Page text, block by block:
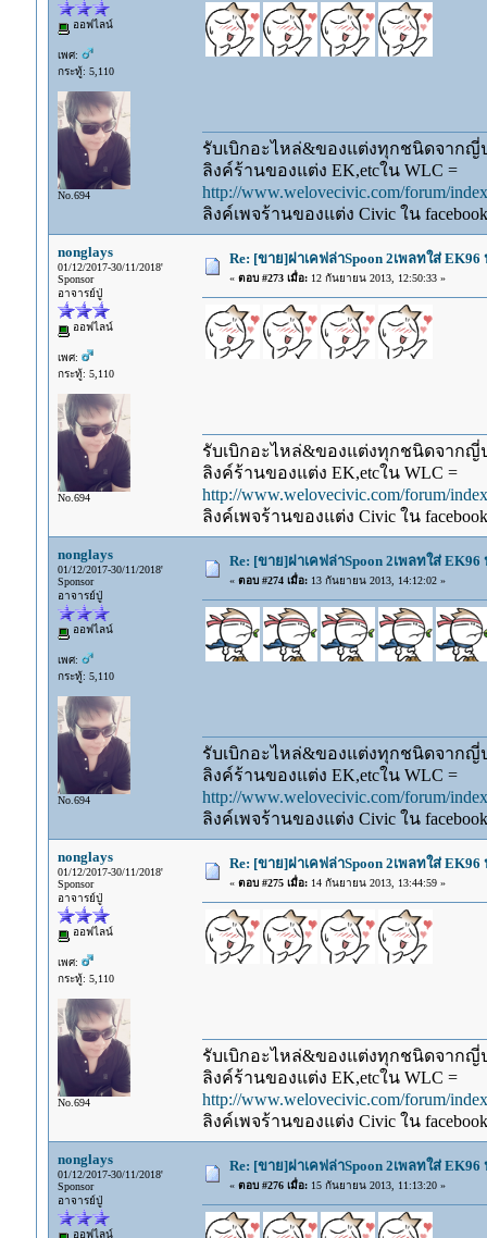
ออฟไลน์
เพศ:
กระทู้: 5,110
No.694
รับเบิกอะไหล่&ของแต่งทุกชนิดจากญี่
ลิงค์ร้านของแต่ง EK,etcใน WLC =
http://www.welovecivic.com/forum/
ลิงค์เพจร้านของแต่ง Civic ใน
nonglays
01/12/2017-30/11/2018'
Sponsor
อาจารย์ปู่
ออฟไลน์
เพศ:
กระทู้: 5,110
No.694
Re: [ขาย]ฝาเคฟล่าSpoon 2เพลทใส่
« ตอบ #273 เมื่อ:12 กันยายน 2013, 12:50:33 »
รับเบิกอะไหล่&ของแต่งทุกชนิดจากญี่
ลิงค์ร้านของแต่ง EK,etcใน WLC =
http://www.welovecivic.com/forum/
ลิงค์เพจร้านของแต่ง Civic ใน
nonglays
01/12/2017-30/11/2018'
Sponsor
อาจารย์ปู่
ออฟไลน์
เพศ:
กระทู้: 5,110
No.694
Re: [ขาย]ฝาเคฟล่าSpoon 2เพลทใส่
« ตอบ #274 เมื่อ:13 กันยายน 2013, 14:12:02 »
รับเบิกอะไหล่&ของแต่งทุกชนิดจากญี่
ลิงค์ร้านของแต่ง EK,etcใน WLC =
http://www.welovecivic.com/forum/
ลิงค์เพจร้านของแต่ง Civic ใน
nonglays
01/12/2017-30/11/2018'
Sponsor
อาจารย์ปู่
ออฟไลน์
เพศ:
กระทู้: 5,110
No.694
Re: [ขาย]ฝาเคฟล่าSpoon 2เพลทใส่
« ตอบ #275 เมื่อ:14 กันยายน 2013, 13:44:59 »
รับเบิกอะไหล่&ของแต่งทุกชนิดจากญี่
ลิงค์ร้านของแต่ง EK,etcใน WLC =
http://www.welovecivic.com/forum/
ลิงค์เพจร้านของแต่ง Civic ใน
nonglays
01/12/2017-30/11/2018'
Sponsor
อาจารย์ปู่
ออฟไลน์
Re: [ขาย]ฝาเคฟล่าSpoon 2เพลทใส่
« ตอบ #276 เมื่อ:15 กันยายน 2013, 11:13:20 »